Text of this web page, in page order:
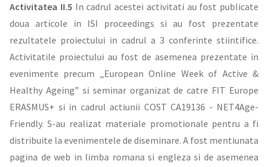
Activitatea II.5 In cadrul acestei activitati au fost publicate
doua articole in ISI proceedings si au fost prezentate
rezultatele proiectului in cadrul a 3 conferinte stiintifice.
Activitatile proiectului au fost de asemenea prezentate in
evenimente precum „European Online Week of Active &
Healthy Ageing” si seminar organizat de catre FIT Europe
ERASMUS+ si in cadrul actiunii COST CA19136 - NET4Age-
Friendly. S-au realizat materiale promotionale pentru a fi
distribuite la evenimentele de diseminare. A fost mentiunata
pagina de web in limba romana si engleza si de asemenea